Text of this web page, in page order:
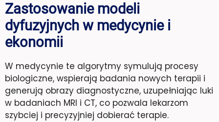
Zastosowanie modeli
dyfuzyjnych w medycynie i
ekonomii
W medycynie te algorytmy symulują procesy
biologiczne, wspierają badania nowych terapii i
generują obrazy diagnostyczne, uzupełniając luki
w badaniach MRI i CT, co pozwala lekarzom
szybciej i precyzyjniej dobierać terapie.